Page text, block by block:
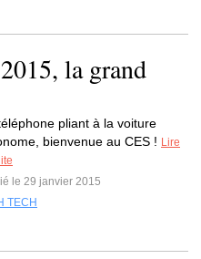
la grand
pliant à la voiture
bienvenue au CES ! Lire
le 29 janvier 2015
TECH